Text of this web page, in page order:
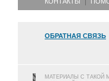
ОБРАТНАЯ СВЯЗЬ
МАТЕРИАЛЫ С ТАКОЙ